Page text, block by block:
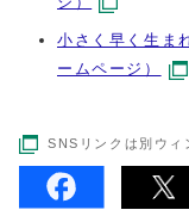
小さく早く生ま
ームページ）
SNSリンクは別ウィ